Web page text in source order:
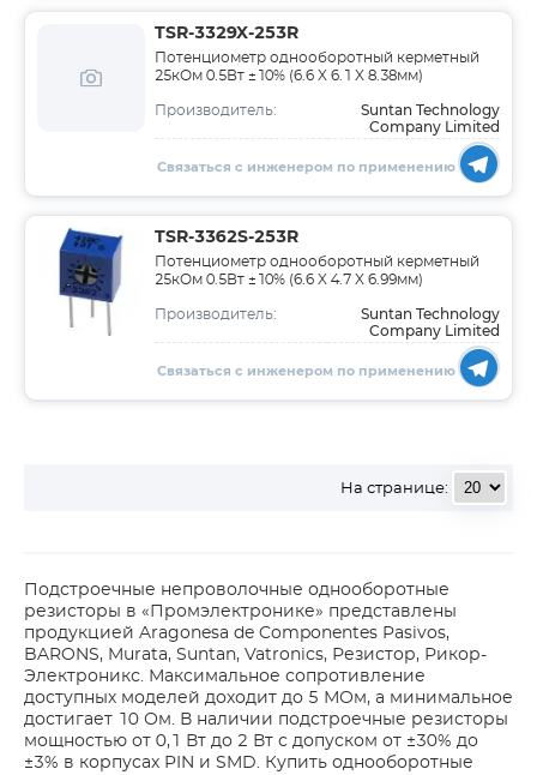
TSR-3329X-253R
Потенциометр однооборотный керметный
25кОм 0.5Вт ±10% (6.6 X 6.1 X 8.38мм)
Производитель:
Suntan Technology
Company Limited
Связаться с инженером по применению
TSR-3362S-253R
Потенциометр однооборотный керметный
25кОм 0.5Вт ±10% (6.6 X 4.7 X 6.99мм)
Производитель:
Suntan Technology
Company Limited
Связаться с инженером по применению
На странице:
Подстроечные непроволочные однооборотные
резисторы в «Промэлектронике» представлены
продукцией Aragonesa de Componentes Pasivos,
BARONS, Murata, Suntan, Vatronics, Резистор, Рикор-
Электроникс. Максимальное сопротивление
доступных моделей доходит до 5 МОм, а минимальное
достигает 10 Ом. В наличии подстроечные резисторы
мощностью от 0,1 Вт до 2 Вт с допуском от ±30% до
±3% в корпусах PIN и SMD. Купить однооборотные